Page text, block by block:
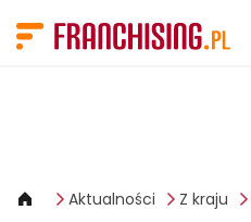
Aktualności Z kraju